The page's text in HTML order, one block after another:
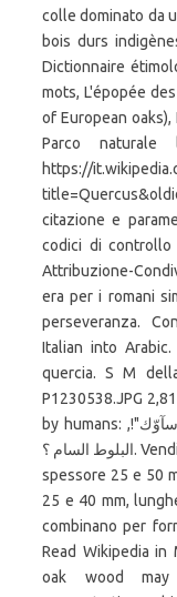
colle dominato da
bois durs
Dictionnaire
mots, L'épopée
of European
Parco naturale
https://
citazione e
codici di controllo
Attribuzione-
era per i romani
perseveranza.
Italian into
quercia. S M
P1230538.JPG
by humans: من, سنديان, البلوط؟, إنه جيد, إنّه قويّ, "موسآوّك"!,
البلوط السام ؟. Vendiamo legname di quercia da taglio fresco,
spessore 25 e 50
25 e 40 mm,
combinano per
Read Wikipedia
oak wood